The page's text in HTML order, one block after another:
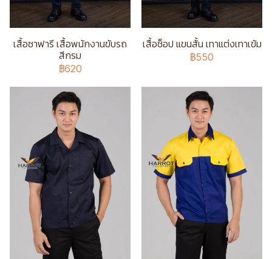
เสื้อซาฟารี เสื้อพนักงานขับรถ
สีกรม
฿620
เสื้อช็อป แขนสั้น เทาแต่งเทาเข้ม
฿550